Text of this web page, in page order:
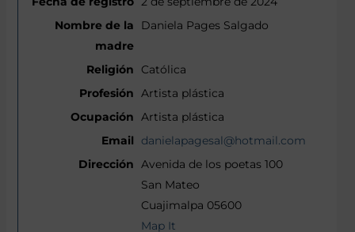
Daniela Pages Salgado
Católica
Artista plástica
Artista plástica
danielapagesal@hotmail.com
Avenida de los poetas 100
San Mateo
Cuajimalpa 05600
Map It